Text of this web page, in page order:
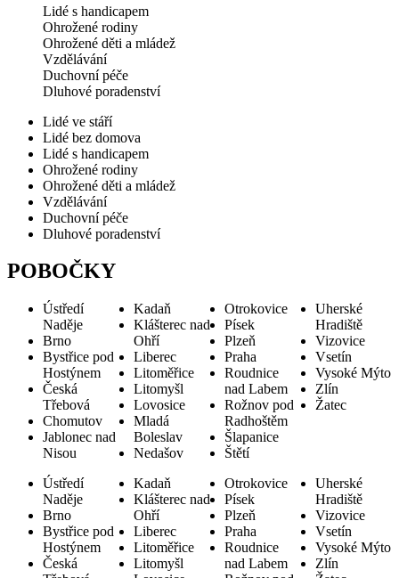
Lidé s handicapem
Ohrožené rodiny
Ohrožené děti a mládež
Vzdělávání
Duchovní péče
Dluhové poradenství
Lidé ve stáří
Lidé bez domova
Lidé s handicapem
Ohrožené rodiny
Ohrožené děti a mládež
Vzdělávání
Duchovní péče
Dluhové poradenství
POBOČKY
Ústředí
Naděje
Brno
Bystřice pod
Hostýnem
Česká
Třebová
Chomutov
Jablonec nad
Nisou
Kadaň
Klášterec nad
Ohří
Liberec
Litoměřice
Litomyšl
Lovosice
Mladá
Boleslav
Nedašov
Otrokovice
Písek
Plzeň
Praha
Roudnice
nad Labem
Rožnov pod
Radhoštěm
Šlapanice
Štětí
Uherské
Hradiště
Vizovice
Vsetín
Vysoké Mýto
Zlín
Žatec
Ústředí
Naděje
Brno
Bystřice pod
Hostýnem
Česká
Kadaň
Klášterec nad
Ohří
Liberec
Litoměřice
Litomyšl
Otrokovice
Písek
Plzeň
Praha
Roudnice
nad Labem
Uherské
Hradiště
Vizovice
Vsetín
Vysoké Mýto
Zlín